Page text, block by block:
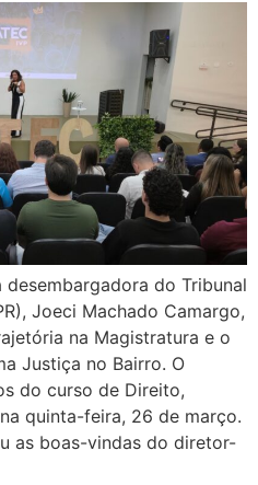
do Tribunal
Joeci Machado Camargo,
na Magistratura e o
Justiça no Bairro. O
do curso de Direito,
quinta-feira, 26 de março.
as boas-vindas do diretor-